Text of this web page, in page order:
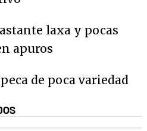
laxa y pocas
apuros
de poca variedad